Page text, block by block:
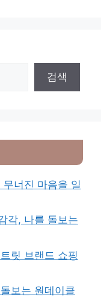
검색
너진 마음을 일
각, 나를 돌보는
릿 브랜드 쇼핑
보는 원데이클